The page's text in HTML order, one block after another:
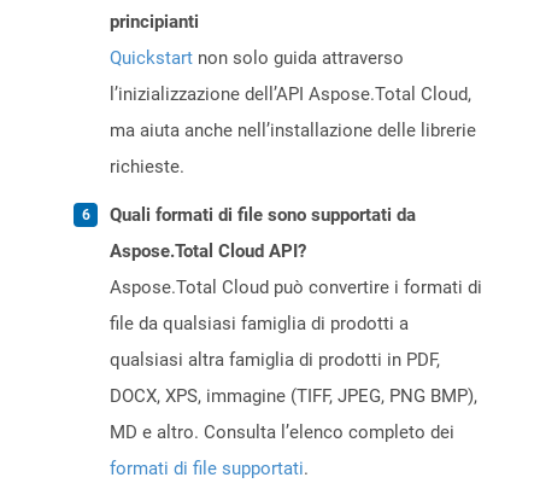
principianti
Quickstart non solo guida attraverso
l’inizializzazione dell’API Aspose.Total Cloud,
ma aiuta anche nell’installazione delle librerie
richieste.
Quali formati di file sono supportati da
Aspose.Total Cloud API?
Aspose.Total Cloud può convertire i formati di
file da qualsiasi famiglia di prodotti a
qualsiasi altra famiglia di prodotti in PDF,
DOCX, XPS, immagine (TIFF, JPEG, PNG BMP),
MD e altro. Consulta l’elenco completo dei
formati di file supportati.